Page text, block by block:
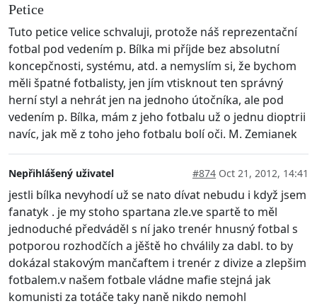
Petice
Tuto petice velice schvaluji, protože náš reprezentační
fotbal pod vedením p. Bílka mi příjde bez absolutní
koncepčnosti, systému, atd. a nemyslím si, že bychom
měli špatné fotbalisty, jen jím vtisknout ten správný
herní styl a nehrát jen na jednoho útočníka, ale pod
vedením p. Bílka, mám z jeho fotbalu už o jednu dioptrii
navíc, jak mě z toho jeho fotbalu bolí oči. M. Zemianek
Nepřihlášený uživatel #874 Oct 21, 2012, 14:41
jestli bílka nevyhodí už se nato dívat nebudu i když jsem
fanatyk . je my stoho spartana zle.ve spartě to měl
jednoduché předváděl s ní jako trenér hnusný fotbal s
potporou rozhodčích a jěště ho chválily za dabl. to by
dokázal stakovým mančaftem i trenér z divize a zlepšim
fotbalem.v našem fotbale vládne mafie stejná jak
komunisti za totáče taky naně nikdo nemohl